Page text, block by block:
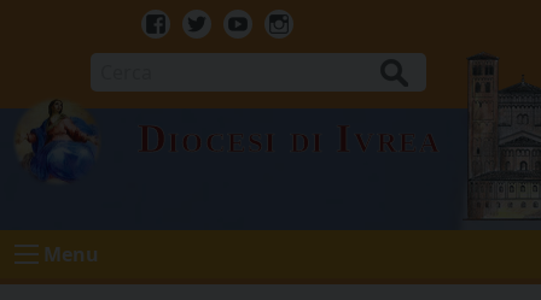
Facebook
TwitterYoutubeInstagram
Diocesi di Ivrea
Menu